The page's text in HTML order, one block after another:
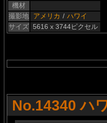
機材
撮影地
アメリカ / ハワイ
サイズ 5616 x 3744ピクセル
No.14340 ハ